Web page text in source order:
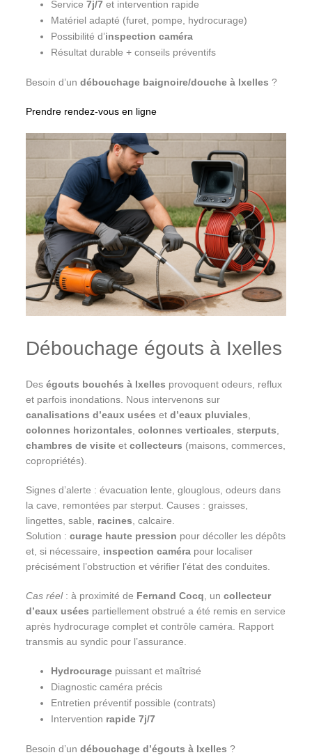
Service7j/7 et intervention rapide
Matériel adapté (furet, pompe, hydrocurage)
Possibilité d’inspection caméra
Résultat durable + conseils préventifs
Besoin d’undébouchage baignoire/douche à Ixelles ?
Prendre rendez-vous en ligne
Débouchage égouts à Ixelles
Deségouts bouchés à Ixelles provoquent odeurs, reflux
et parfois inondations. Nous intervenons sur
canalisations d’eaux usées etd’eaux pluviales
colonnes horizontales ,colonnes verticales ,sterputs
chambres de visite etcollecteurs (maisons, commerces,
copropriétés).
Signes d’alerte : évacuation lente, glouglous, odeurs dans
la cave, remontées par sterput. Causes : graisses,
lingettes, sable, racines , calcaire.
Solution :curage haute pression pour décoller les dépôts
et, si nécessaire, inspection caméra pour localiser
précisément l’obstruction et vérifier l’état des conduites.
Cas réel: à proximité de Fernand Cocq , uncollecteur
d’eaux usées partiellement obstrué a été remis en service
après hydrocurage complet et contrôle caméra. Rapport
transmis au syndic pour l’assurance.
Hydrocurage puissant et maîtrisé
Diagnostic caméra précis
Entretien préventif possible (contrats)
Intervention rapide 7j/7
Besoin d’undébouchage d’égouts à Ixelles ?